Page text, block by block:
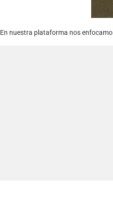
En nuestra plataforma nos